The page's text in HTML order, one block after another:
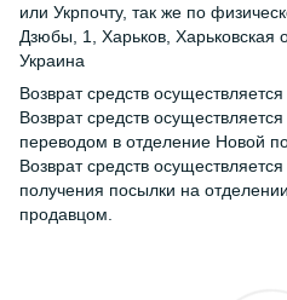
или Укрпочту, так же по
Дзюбы, 1, Харьков, Харьковская
Украина
Возврат средств
Возврат средств
переводом в отделение Новой
Возврат средств
получения посылки на
продавцом.